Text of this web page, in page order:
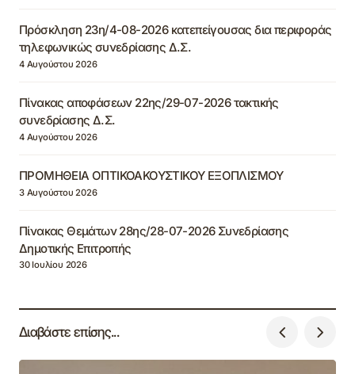
Πρόσκληση 23η/4-08-2026 κατεπείγουσας δια περιφοράς
τηλεφωνικώς συνεδρίασης Δ.Σ.
4 Αυγούστου 2026
Πίνακας αποφάσεων 22ης/29-07-2026 τακτικής
συνεδρίασης Δ.Σ.
4 Αυγούστου 2026
ΠΡΟΜΗΘΕΙΑ ΟΠΤΙΚΟΑΚΟΥΣΤΙΚΟΥ ΕΞΟΠΛΙΣΜΟΥ
3 Αυγούστου 2026
Πίνακας Θεμάτων 28ης/28-07-2026 Συνεδρίασης
Δημοτικής Επιτροπής
30 Ιουλίου 2026
Διαβάστε επίσης...